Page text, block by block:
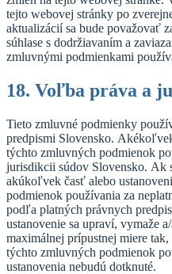
tejto webovej stránky po
aktualizácií sa bude považovať
súhlase s dodržiavaním a
zmluvnými podmienkami
18. Voľba práva a
Tieto zmluvné podmienky
predpismi Slovensko.
týchto zmluvných podmienok
jurisdikcii súdov Slovensko. Ak
akúkoľvek časť alebo
podmienok používania za
podľa platných právnych
ustanovenie sa upraví, vymaže
maximálnej prípustnej miere
týchto zmluvných podmienok
ustanovenia nebudú dotknuté.